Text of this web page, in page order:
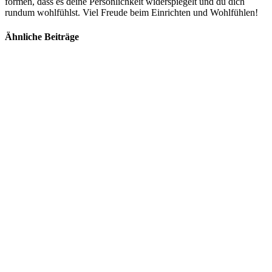
rundum wohlfühlst. Viel Freude beim Einrichten und Wohlfühlen!
Ähnliche Beiträge